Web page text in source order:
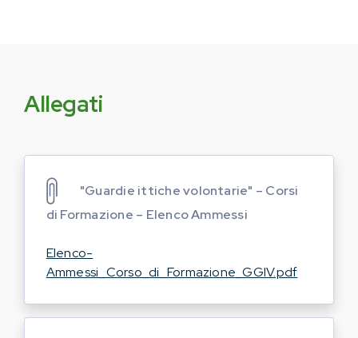
Allegati
"Guardie ittiche volontarie" – Corsi
di Formazione – Elenco Ammessi
Elenco-
Ammessi_Corso_di_Formazione_GGIV.pdf